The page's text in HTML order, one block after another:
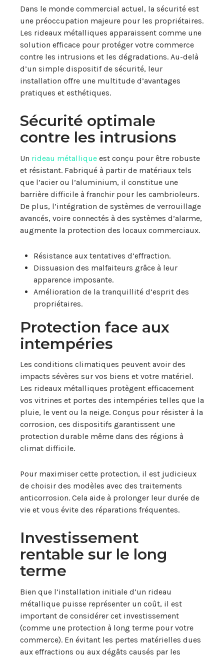
Dans le monde commercial actuel, la sécurité est
une préoccupation majeure pour les propriétaires.
Les rideaux métalliques apparaissent comme une
solution efficace pour protéger votre commerce
contre les intrusions et les dégradations. Au-delà
d’un simple dispositif de sécurité, leur
installation offre une multitude d’avantages
pratiques et esthétiques.
Sécurité optimale
contre les intrusions
Un rideau métallique est conçu pour être robuste
et résistant. Fabriqué à partir de matériaux tels
que l’acier ou l’aluminium, il constitue une
barrière difficile à franchir pour les cambrioleurs.
De plus, l’intégration de systèmes de verrouillage
avancés, voire connectés à des systèmes d’alarme,
augmente la protection des locaux commerciaux.
Résistance aux tentatives d’effraction.
Dissuasion des malfaiteurs grâce à leur
apparence imposante.
Amélioration de la tranquillité d’esprit des
propriétaires.
Protection face aux
intempéries
Les conditions climatiques peuvent avoir des
impacts sévères sur vos biens et votre matériel.
Les rideaux métalliques protègent efficacement
vos vitrines et portes des intempéries telles que la
pluie, le vent ou la neige. Conçus pour résister à la
corrosion, ces dispositifs garantissent une
protection durable même dans des régions à
climat difficile.
Pour maximiser cette protection, il est judicieux
de choisir des modèles avec des traitements
anticorrosion. Cela aide à prolonger leur durée de
vie et vous évite des réparations fréquentes.
Investissement
rentable sur le long
terme
Bien que l’installation initiale d’un rideau
métallique puisse représenter un coût, il est
important de considérer cet investissement
(comme une protection à long terme pour votre
commerce). En évitant les pertes matérielles dues
aux effractions ou aux dégâts causés par les